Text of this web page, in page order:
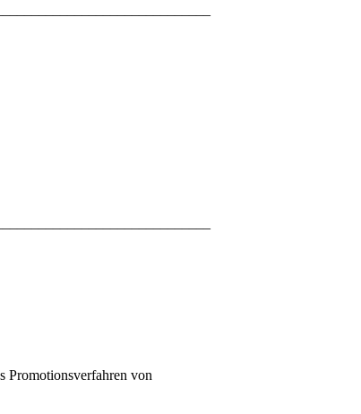
Promotionsverfahren von